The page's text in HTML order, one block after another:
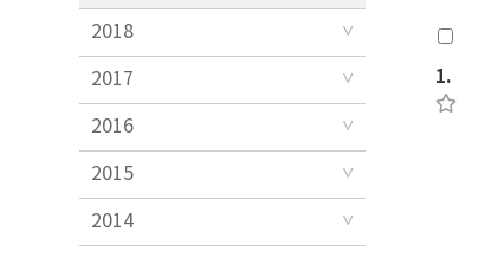
2018
2017
2016
2015
2014
1.